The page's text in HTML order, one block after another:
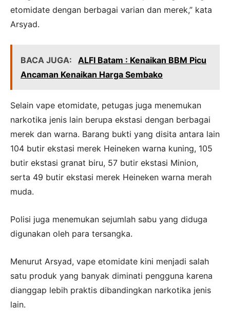
etomidate dengan berbagai varian dan merek,” kata
Arsyad.
BACA JUGA:
ALFI Batam : Kenaikan BBM Picu
Ancaman Kenaikan Harga Sembako
Selain vape etomidate, petugas juga menemukan
narkotika jenis lain berupa ekstasi dengan berbagai
merek dan warna. Barang bukti yang disita antara lain
104 butir ekstasi merek Heineken warna kuning, 105
butir ekstasi granat biru, 57 butir ekstasi Minion,
serta 49 butir ekstasi merek Heineken warna merah
muda.
Polisi juga menemukan sejumlah sabu yang diduga
digunakan oleh para tersangka.
Menurut Arsyad, vape etomidate kini menjadi salah
satu produk yang banyak diminati pengguna karena
dianggap lebih praktis dibandingkan narkotika jenis
lain.